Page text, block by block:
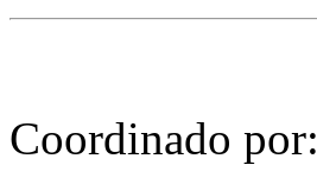
Coordinado por: